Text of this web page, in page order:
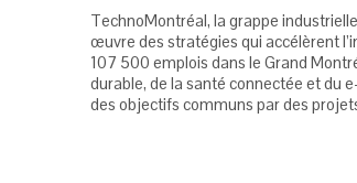
TechnoMontréal, la grappe
œuvre des stratégies qui accélèrent
107 500 emplois dans le Grand
durable, de la santé connectée et du
des objectifs communs par des